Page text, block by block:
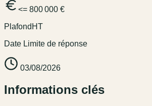
<= 800 000 €
Plafond HT
Date Limite de réponse
03/08/2026
Informations clés